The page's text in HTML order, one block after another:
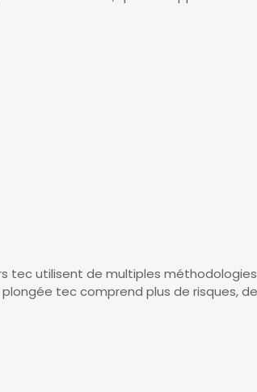
tec utilisent de multiples
tec comprend plus de risques,